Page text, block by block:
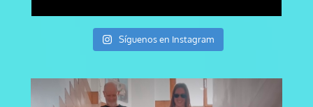
Síguenos en Instagram